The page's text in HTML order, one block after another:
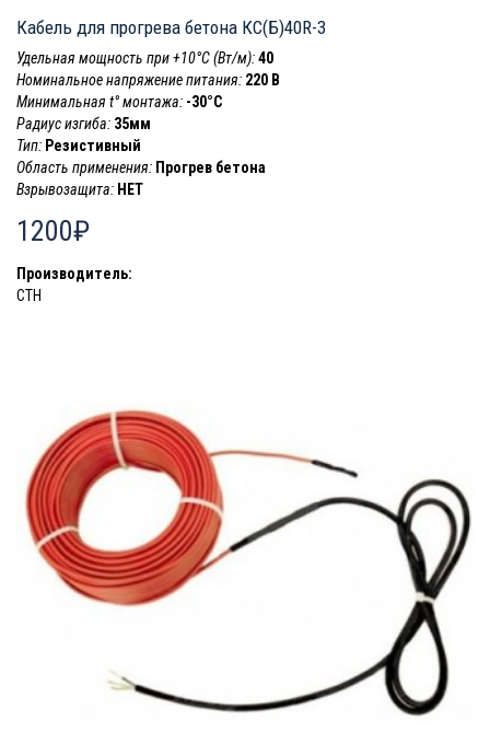
Кабель для прогрева бетона КС(Б)40R-3
Удельная мощность при +10°С (Вт/м):40
Номинальное напряжение питания: 220 В
Минимальная t° монтажа: -30°C
Радиус изгиба: 35мм
Тип: Резистивный
Область применения: Прогрев бетона
Взрывозащита: НЕТ
1200₽
Производитель:
СТН